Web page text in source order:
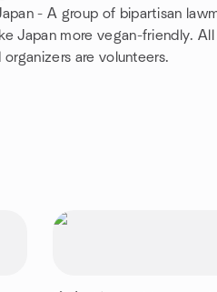
- A group of bipartisan
Japan more vegan-friendly.
are volunteers.